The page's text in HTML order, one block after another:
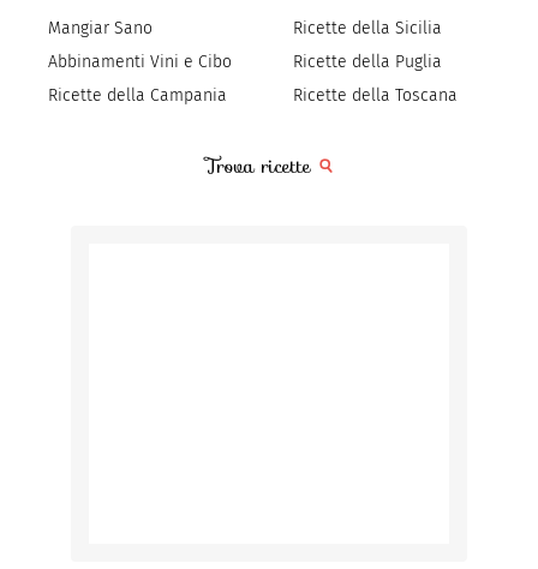
Mangiar Sano
Abbinamenti Vini e Cibo
Ricette della Campania
Ricette della Sicilia
Ricette della Puglia
Ricette della Toscana
Trova ricette